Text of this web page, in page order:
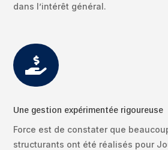
dans l’intérêt général.

Une gestion expérimentée rigoureuse
Force est de constater que
structurants ont été réalisés pour